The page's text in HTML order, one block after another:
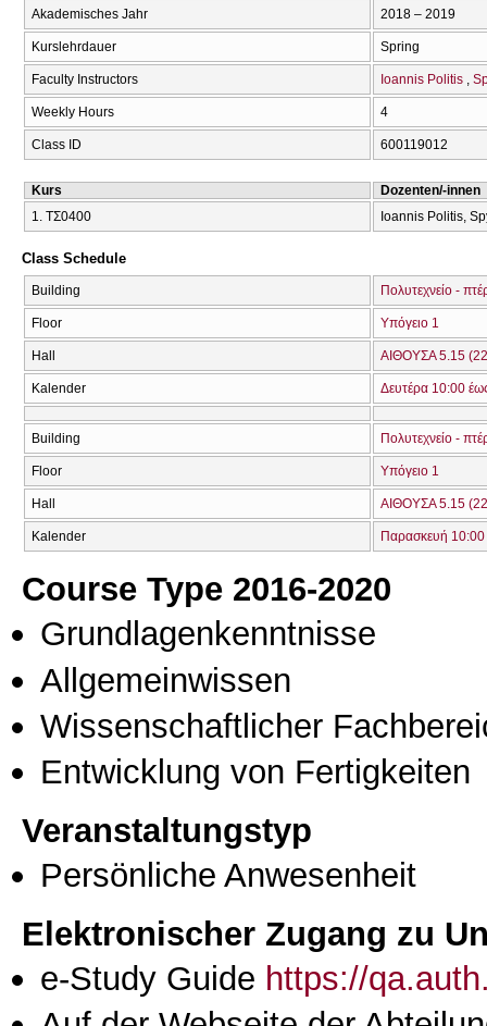
Akademisches Jahr 2018 – 2019
Kurslehrdauer Spring
Faculty Instructors Ioannis Politis
Weekly Hours 4
Class ID 600119012
Kurs
Dozenten/-innen
1. ΤΣ0400
Ioannis Politis,
Class Schedule
Building Πολυτεχνείο -
Floor Υπόγειο 1
Hall ΑΙΘΟΥΣΑ 5.15
Kalender Δευτέρα 10:00
Building Πολυτεχνείο -
Floor Υπόγειο 1
Hall ΑΙΘΟΥΣΑ 5.15
Kalender Παρασκευή
Course Type 2016-2020
Grundlagenkenntnisse
Allgemeinwissen
Wissenschaftlicher
Entwicklung von Fertigkeiten
Veranstaltungstyp
Persönliche Anwesenheit
Elektronischer Zugang zu
e-Study Guide https://